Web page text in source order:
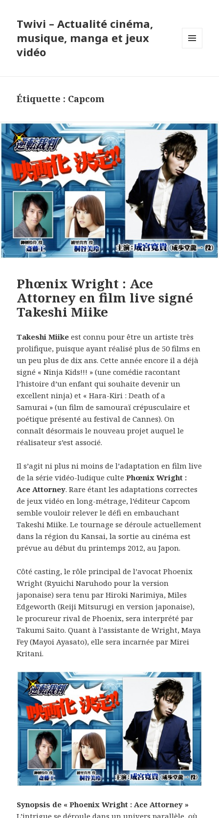
Twivi – Actualité cinéma,
musique, manga et jeux
vidéo
Étiquette : Capcom
Phœnix Wright : Ace
Attorney en film live signé
Takeshi Miike
Takeshi Miike est connu pour être un artiste très
prolifique, puisque ayant réalisé plus de 50 films en
un peu plus de dix ans. Cette année encore il a déjà
signé « Ninja Kids!!! » (une comédie racontant
l’histoire d’un enfant qui souhaite devenir un
excellent ninja) et « Hara-Kiri : Death of a
Samurai » (un film de samouraï crépusculaire et
poétique présenté au festival de Cannes). On
connaît désormais le nouveau projet auquel le
réalisateur s’est associé.
Il s’agit ni plus ni moins de l’adaptation en film live
de la série vidéo-ludique cultePhœnix Wright :
Ace Attorney. Rare étant les adaptations correctes
de jeux vidéo en long-métrage, l’éditeur Capcom
semble vouloir relever le défi en embauchant
Takeshi Miike. Le tournage se déroule actuellement
dans la région du Kansai, la sortie au cinéma est
prévue au début du printemps 2012, au Japon.
Côté casting, le rôle principal de l’avocat Phoenix
Wright (Ryuichi Naruhodo pour la version
japonaise) sera tenu par Hiroki Narimiya, Miles
Edgeworth (Reiji Mitsurugi en version japonaise),
le procureur rival de Phoenix, sera interprété par
Takumi Saito. Quant à l’assistante de Wright, Maya
Fey (Mayoi Ayasato), elle sera incarnée par Mirei
Kritani.
Synopsis de « Phoenix Wright : Ace Attorney »
L’intrigue se déroule dans un univers parallèle, où